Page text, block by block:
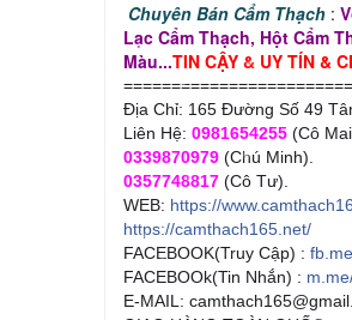
Chuyên Bán Cẩm Thạch :
Lạc Cẩm Thạch, Hột Cẩm
Màu...TIN CẬY & UY TÍN &
Địa Chỉ: 165 Đường Số 49
Liên Hệ: 0981654255 (Cô
0339870979 (Chú Minh).
0357748817 (Cô Tư).
WEB: https://
https://camthach165.net/
FACEBOOK(Truy Cập) :
FACEBOOk(Tin Nhắn) :
E-MAIL: